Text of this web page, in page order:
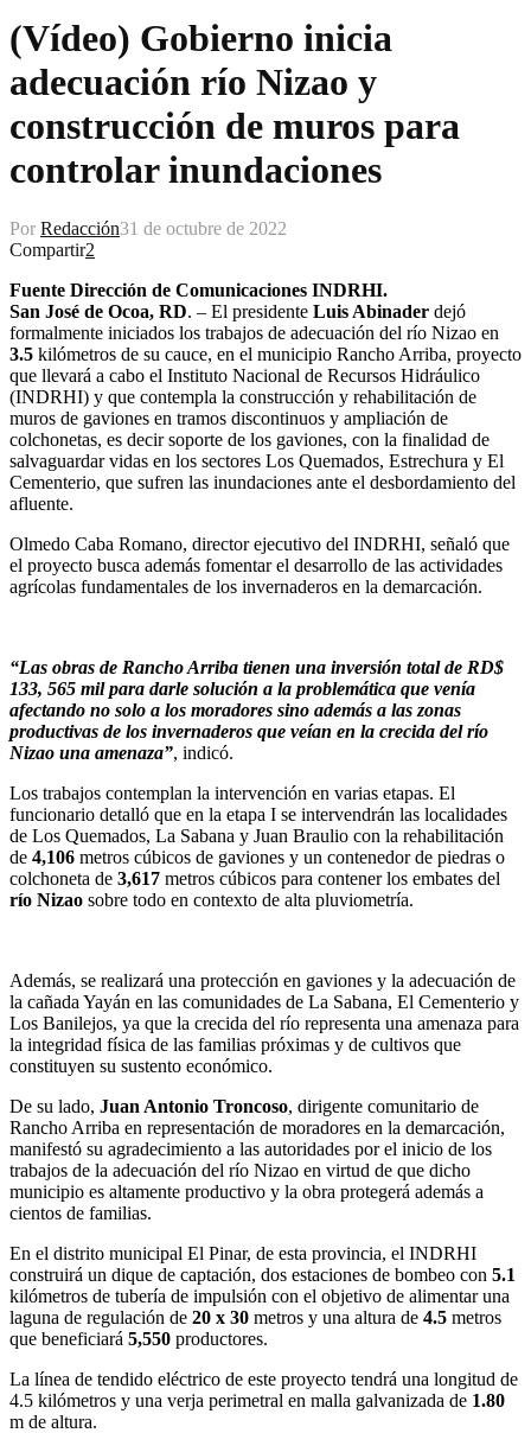
(Vídeo) Gobierno inicia
adecuación río Nizao y
construcción de muros para
controlar inundaciones
Por Redacción31 de octubre de 2022
Compartir2
Fuente Dirección de Comunicaciones INDRHI.
San José de Ocoa, RD. – El presidente Luis Abinader dejó
formalmente iniciados los trabajos de adecuación del río Nizao en
3.5 kilómetros de su cauce, en el municipio Rancho Arriba, proyecto
que llevará a cabo el Instituto Nacional de Recursos Hidráulico
(INDRHI) y que contempla la construcción y rehabilitación de
muros de gaviones en tramos discontinuos y ampliación de
colchonetas, es decir soporte de los gaviones, con la finalidad de
salvaguardar vidas en los sectores Los Quemados, Estrechura y El
Cementerio, que sufren las inundaciones ante el desbordamiento del
afluente.
Olmedo Caba Romano, director ejecutivo del INDRHI, señaló que
el proyecto busca además fomentar el desarrollo de las actividades
agrícolas fundamentales de los invernaderos en la demarcación.
“Las obras de Rancho Arriba tienen una inversión total de RD$
133, 565 mil para darle solución a la problemática que venía
afectando no solo a los moradores sino además a las zonas
productivas de los invernaderos que veían en la crecida del río
Nizao una amenaza”, indicó.
Los trabajos contemplan la intervención en varias etapas. El
funcionario detalló que en la etapa I se intervendrán las localidades
de Los Quemados, La Sabana y Juan Braulio con la rehabilitación
de 4,106 metros cúbicos de gaviones y un contenedor de piedras o
colchoneta de 3,617 metros cúbicos para contener los embates del
río Nizao sobre todo en contexto de alta pluviometría.
Además, se realizará una protección en gaviones y la adecuación de
la cañada Yayán en las comunidades de La Sabana, El Cementerio y
Los Banilejos, ya que la crecida del río representa una amenaza para
la integridad física de las familias próximas y de cultivos que
constituyen su sustento económico.
De su lado, Juan Antonio Troncoso, dirigente comunitario de
Rancho Arriba en representación de moradores en la demarcación,
manifestó su agradecimiento a las autoridades por el inicio de los
trabajos de la adecuación del río Nizao en virtud de que dicho
municipio es altamente productivo y la obra protegerá además a
cientos de familias.
En el distrito municipal El Pinar, de esta provincia, el INDRHI
construirá un dique de captación, dos estaciones de bombeo con 5.1
kilómetros de tubería de impulsión con el objetivo de alimentar una
laguna de regulación de 20 x 30 metros y una altura de 4.5 metros
que beneficiará 5,550 productores.
La línea de tendido eléctrico de este proyecto tendrá una longitud de
4.5 kilómetros y una verja perimetral en malla galvanizada de 1.80
m de altura.